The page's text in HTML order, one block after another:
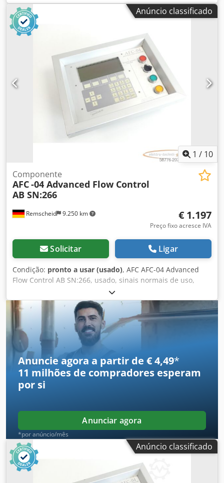
apresentado nas fotos. Csdpfsx Eqp Tex Aggoha
Anúncio classificado
1 / 10
Remscheid 9.250 km
Componente
AFC-04 Advanced Flow Control
AB SN:266
€ 1.197
Preço fixo acresce IVA
Solicitar Ligar
Condição: pronto a usar (usado), AFC AFC-04 Advanced
Flow Control AB SN:266, usado, sinais normais de uso,
100% funcional, conteúdo da entrega conforme fotos.
Cedpfex Eqqqox Aggsha
Anuncie agora a partir de € 4,49*
11 milhões de compradores esperam
por si
Anunciar agora
*por anúncio/mês
Anúncio classificado